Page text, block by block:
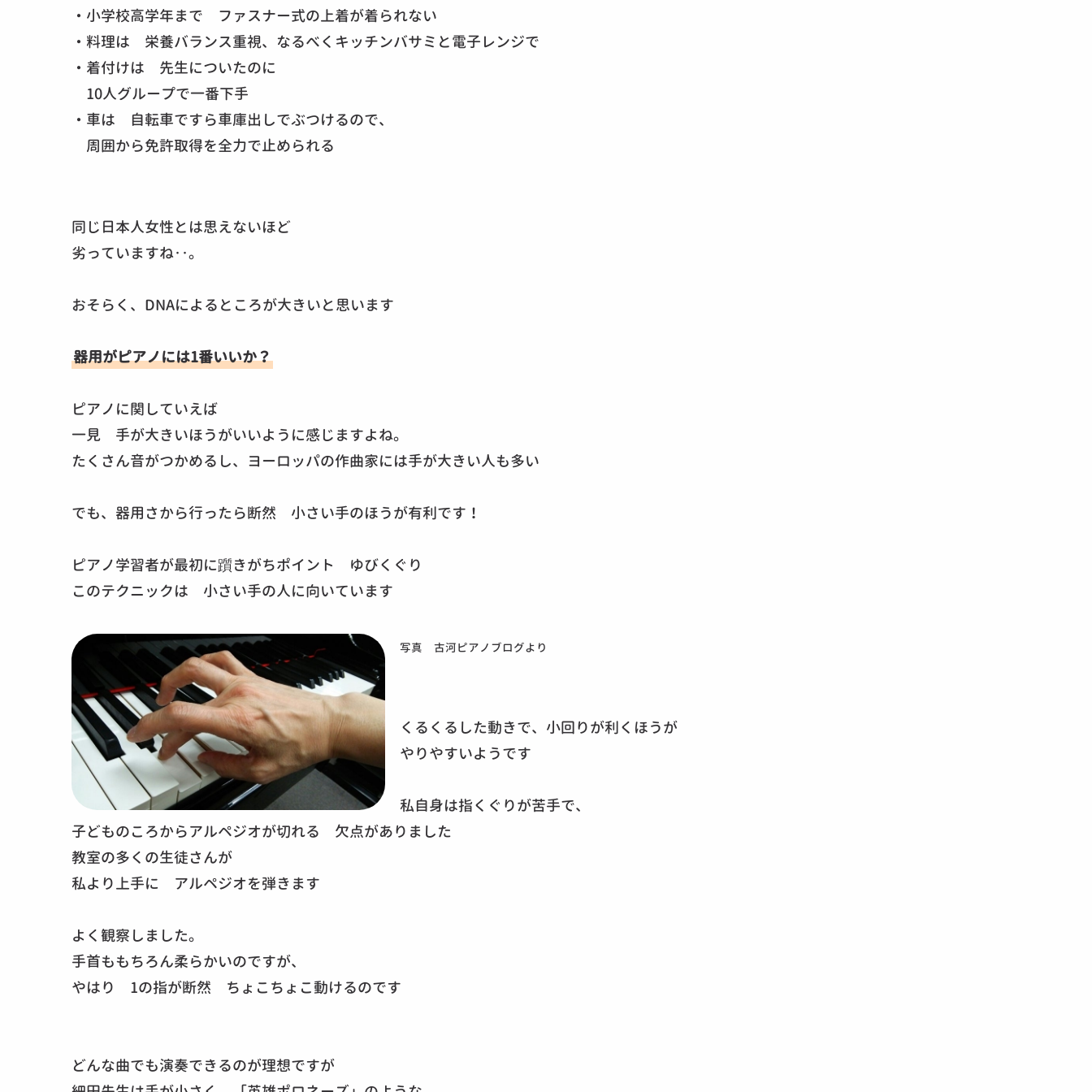
・小学校高学年まで ファスナー式の上着が着られない
・料理は 栄養バランス重視、なるべくキッチンバサミと電子レンジで
・着付けは 先生についたのに
10人グループで一番下手
・車は 自転車ですら車庫出しでぶつけるので、
周囲から免許取得を全力で止められる
同じ日本人女性とは思えないほど
劣っていますね‥。
おそらく、DNAによるところが大きいと思います
器用がピアノには1番いいか？
ピアノに関していえば
一見 手が大きいほうがいいように感じますよね。
たくさん音がつかめるし、ヨーロッパの作曲家には手が大きい人も多い
でも、器用さから行ったら断然 小さい手のほうが有利です！
ピアノ学習者が最初に躓きがちポイント ゆびくぐり
このテクニックは 小さい手の人に向いています
写真 古河ピアノブログより
くるくるした動きで、小回りが利くほうが
やりやすいようです
私自身は指くぐりが苦手で、
子どものころからアルペジオが切れる 欠点がありました
教室の多くの生徒さんが
私より上手に アルペジオを弾きます
よく観察しました。
手首ももちろん柔らかいのですが、
やはり 1の指が断然 ちょこちょこ動けるのです
どんな曲でも演奏できるのが理想ですが